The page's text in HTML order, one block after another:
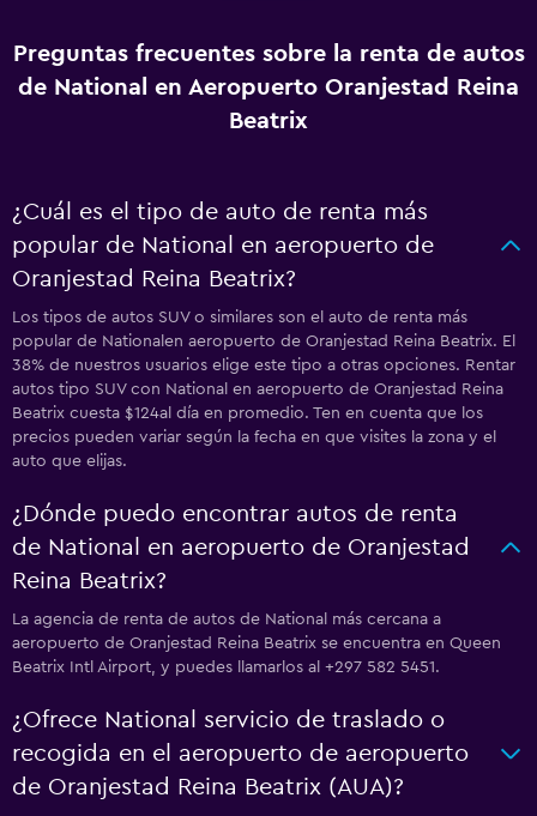
Preguntas frecuentes sobre la renta de autos
de National en Aeropuerto Oranjestad Reina
Beatrix
¿Cuál es el tipo de auto de renta más
popular de National en aeropuerto de
Oranjestad Reina Beatrix?
Los tipos de autos SUV o similares son el auto de renta más
popular de Nationalen aeropuerto de Oranjestad Reina Beatrix. El
38% de nuestros usuarios elige este tipo a otras opciones. Rentar
autos tipo SUV con National en aeropuerto de Oranjestad Reina
Beatrix cuesta $124al día en promedio. Ten en cuenta que los
precios pueden variar según la fecha en que visites la zona y el
auto que elijas.
¿Dónde puedo encontrar autos de renta
de National en aeropuerto de Oranjestad
Reina Beatrix?
La agencia de renta de autos de National más cercana a
aeropuerto de Oranjestad Reina Beatrix se encuentra en Queen
Beatrix Intl Airport, y puedes llamarlos al +297 582 5451.
¿Ofrece National servicio de traslado o
recogida en el aeropuerto de aeropuerto
de Oranjestad Reina Beatrix (AUA)?